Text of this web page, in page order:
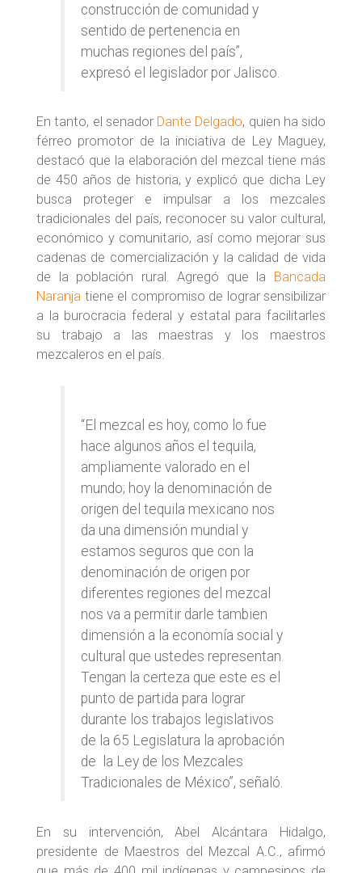
construcción de comunidad y
sentido de pertenencia en
muchas regiones del país”,
expresó el legislador por Jalisco.
En tanto, el senador Dante Delgado, quien ha sido
férreo promotor de la iniciativa de Ley Maguey,
destacó que la elaboración del mezcal tiene más
de 450 años de historia, y explicó que dicha Ley
busca proteger e impulsar a los mezcales
tradicionales del país, reconocer su valor cultural,
económico y comunitario, así como mejorar sus
cadenas de comercialización y la calidad de vida
de la población rural. Agregó que la Bancada
Naranja tiene el compromiso de lograr sensibilizar
a la burocracia federal y estatal para facilitarles
su trabajo a las maestras y los maestros
mezcaleros en el país.
“El mezcal es hoy, como lo fue
hace algunos años el tequila,
ampliamente valorado en el
mundo; hoy la denominación de
origen del tequila mexicano nos
da una dimensión mundial y
estamos seguros que con la
denominación de origen por
diferentes regiones del mezcal
nos va a permitir darle tambien
dimensión a la economía social y
cultural que ustedes representan.
Tengan la certeza que este es el
punto de partida para lograr
durante los trabajos legislativos
de la 65 Legislatura la aprobación
de la Ley de los Mezcales
Tradicionales de México”, señaló.
En su intervención, Abel Alcántara Hidalgo,
presidente de Maestros del Mezcal A.C., afirmó